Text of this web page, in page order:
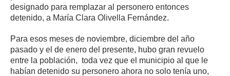
designado para remplazar al personero entonces
detenido, a María Clara Olivella Fernández.
Para esos meses de noviembre, diciembre del año
pasado y el de enero del presente, hubo gran revuelo
entre la población, toda vez que el municipio al que le
habían detenido su personero ahora no solo tenía uno,